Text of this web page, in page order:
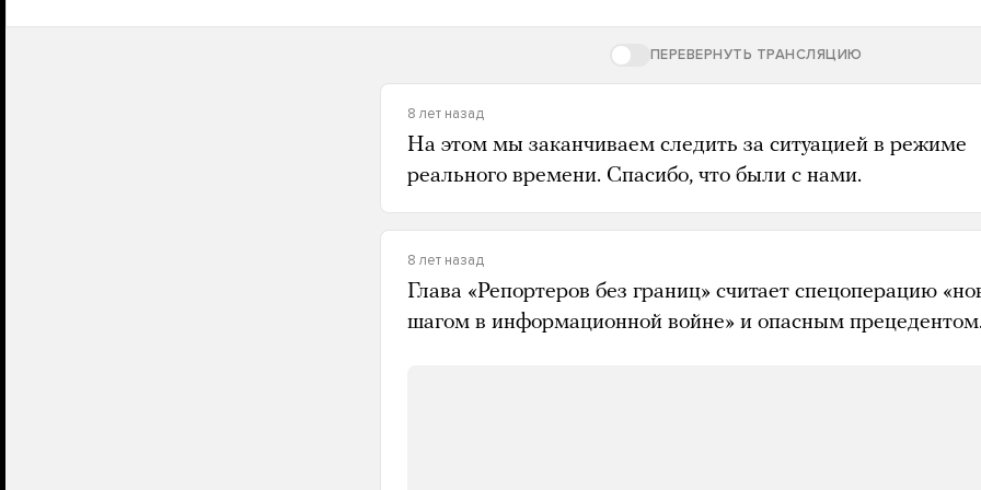
ПЕРЕВЕРНУТЬ ТРАНСЛЯЦИЮ
8 лет назад
На этом мы заканчиваем следить за ситуацией в режиме
реального времени. Спасибо, что были с нами.
8 лет назад
Глава «Репортеров без границ» считает спецоперацию
шагом в информационной войне» и опасным прецедентом.